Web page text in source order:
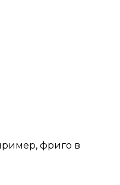
фриго в